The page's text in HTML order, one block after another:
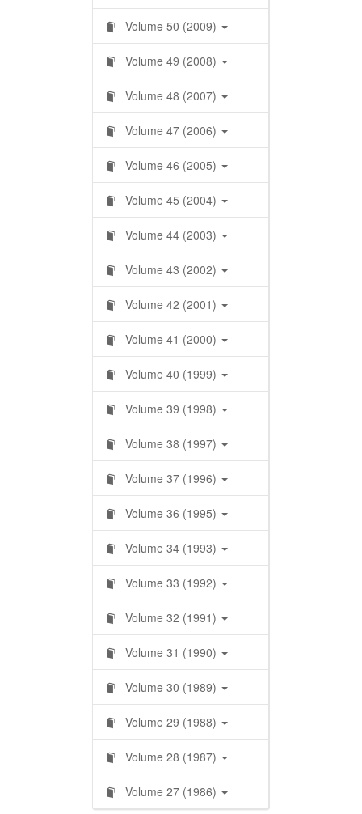
Volume 50 (2009)
Volume 49 (2008)
Volume 48 (2007)
Volume 47 (2006)
Volume 46 (2005)
Volume 45 (2004)
Volume 44 (2003)
Volume 43 (2002)
Volume 42 (2001)
Volume 41 (2000)
Volume 40 (1999)
Volume 39 (1998)
Volume 38 (1997)
Volume 37 (1996)
Volume 36 (1995)
Volume 34 (1993)
Volume 33 (1992)
Volume 32 (1991)
Volume 31 (1990)
Volume 30 (1989)
Volume 29 (1988)
Volume 28 (1987)
Volume 27 (1986)